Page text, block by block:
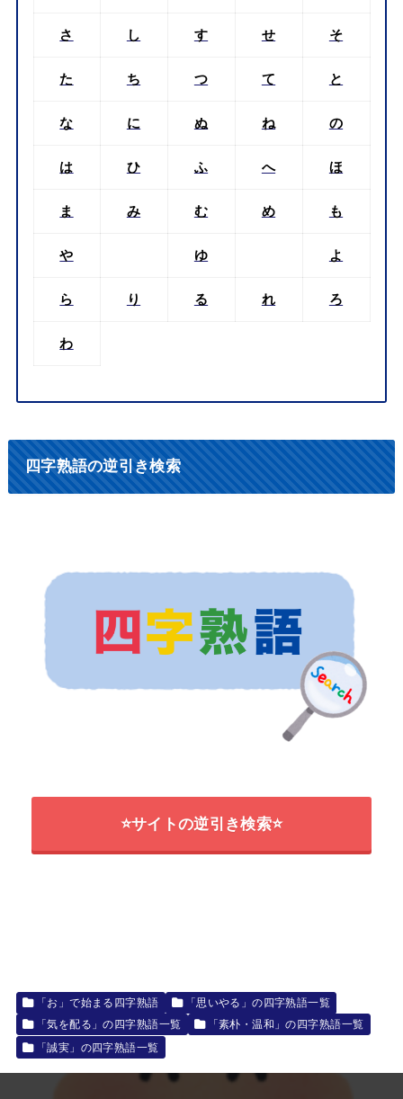
さ し す せ そ
た ち つ て と
な に ぬ ね の
は ひ ふ へ ほ
ま み む め も
や ゆ よ
ら り る れ ろ
わ
四字熟語の逆引き検索
⭐サイトの逆引き検索⭐
「お」で始まる四字熟語
「思いやる」の四字熟語一覧
「気を配る」の四字熟語一覧
「素朴・温和」の四字熟語一覧
「誠実」の四字熟語一覧